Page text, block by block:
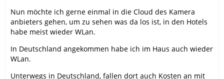
Nun möchte ich gerne einmal in die Cloud des Kamera
anbieters gehen, um zu sehen was da los ist, in den Hotels
habe meist wieder WLan.
In Deutschland angekommen habe ich im Haus auch wieder
WLan.
Unterwegs in Deutschland, fallen dort auch Kosten an mit